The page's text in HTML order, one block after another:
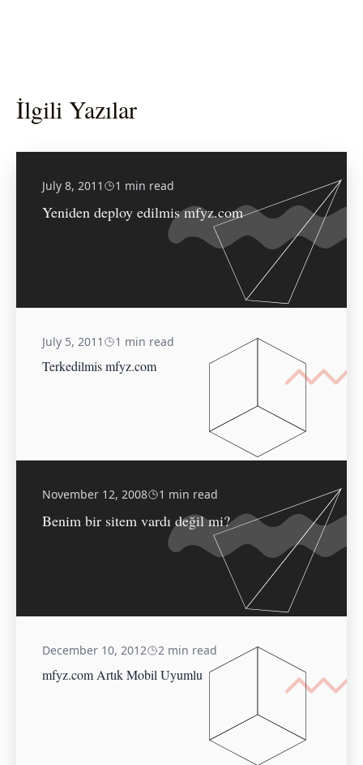
İlgili Yazılar
July 8, 2011 1 min read
Yeniden deploy edilmis mfyz.com
July 5, 2011 1 min read
Terkedilmis mfyz.com
November 12, 2008 1 min read
Benim bir sitem vardı değil mi?
December 10, 2012 2 min read
mfyz.com Artık Mobil Uyumlu